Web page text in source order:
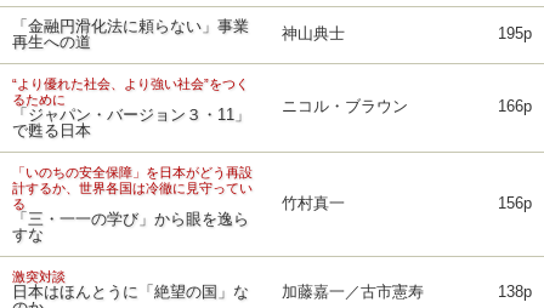
「金融円滑化法に頼らない」事業
再生への道
神山典士 195p
“より優れた社会、より強い社会”をつく
るために
「ジャパン・バージョン３・11」
で甦る日本
ニコル・ブラウン 166p
「いのちの安全保障」を日本がどう再設
計するか、世界各国は冷徹に見守ってい
る
「三・一一の学び」から眼を逸ら
すな
竹村真一 156p
激突対談
日本はほんとうに「絶望の国」な
加藤嘉一／古市憲寿 138p